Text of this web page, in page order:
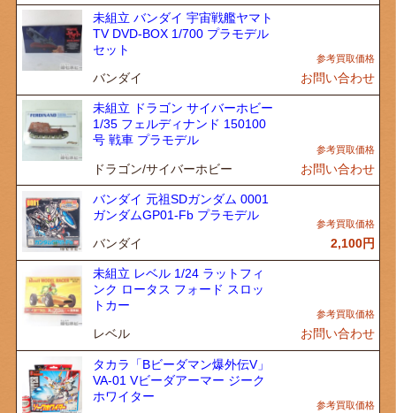
未組立 バンダイ 宇宙戦艦ヤマト
TV DVD-BOX 1/700 プラモデル
セット
バンダイ お問い合わせ
未組立 ドラゴン サイバーホビー
1/35 フェルディナンド 150100
号 戦車 プラモデル
ドラゴン/サイバーホビー お問い合わせ
バンダイ 元祖SDガンダム 0001
ガンダムGP01-Fb プラモデル
バンダイ 2,100円
未組立 レベル 1/24 ラットフィ
ンク ロータス フォード スロッ
トカー
レベル お問い合わせ
タカラ「Bビーダマン爆外伝V」
VA-01 Vビーダアーマー ジーク
ホワイター